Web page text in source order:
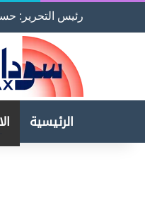
رئيس التحرير:
الرئيسية